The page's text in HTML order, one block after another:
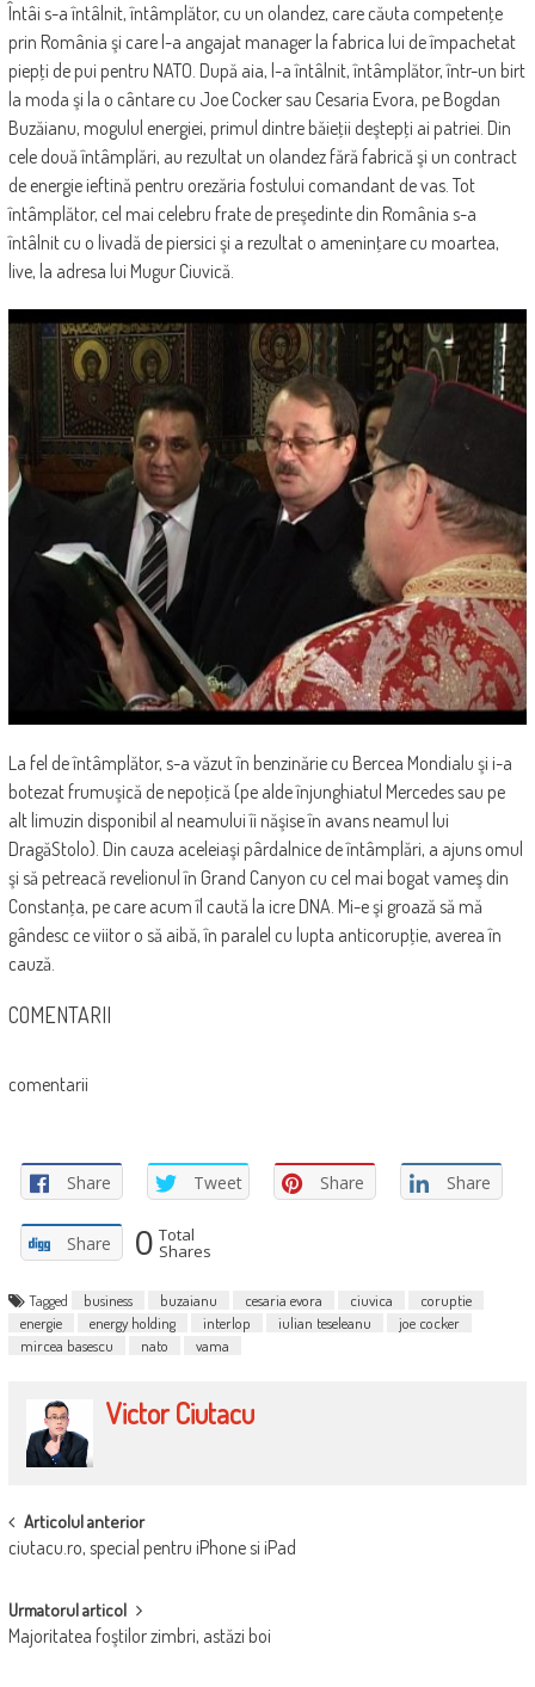
Întâi s-a întâlnit, întâmplător, cu un olandez, care căuta competenţe
prin România şi care l-a angajat manager la fabrica lui de împachetat
piepţi de pui pentru NATO. După aia, l-a întâlnit, întâmplător, într-un birt
la moda şi la o cântare cu Joe Cocker sau Cesaria Evora, pe Bogdan
Buzăianu, mogulul energiei, primul dintre băieţii deştepţi ai patriei. Din
cele două întâmplări, au rezultat un olandez fără fabrică şi un contract
de energie ieftină pentru orezăria fostului comandant de vas. Tot
întâmplător, cel mai celebru frate de preşedinte din România s-a
întâlnit cu o livadă de piersici şi a rezultat o ameninţare cu moartea,
live, la adresa lui Mugur Ciuvică.
La fel de întâmplător, s-a văzut în benzinărie cu Bercea Mondialu şi i-a
botezat frumuşică de nepoţică (pe alde înjunghiatul Mercedes sau pe
alt limuzin disponibil al neamului îi năşise în avans neamul lui
DragăStolo). Din cauza aceleiaşi pârdalnice de întâmplări, a ajuns omul
şi să petreacă revelionul în Grand Canyon cu cel mai bogat vameş din
Constanţa, pe care acum îl caută la icre DNA. Mi-e şi groază să mă
gândesc ce viitor o să aibă, în paralel cu lupta anticorupţie, averea în
cauză.
COMENTARII
comentarii
Share Tweet Share Share
Share 0 Total
Shares
Tagged business buzaianu cesaria evora ciuvica
coruptie
energie
energy holding interlop iulian teseleanu
joe cocker
mircea basescu
nato vama
Victor Ciutacu
POST
NAVIGATION
Articolul anterior
ciutacu.ro, special pentru iPhone si iPad
Urmatorul articol
Majoritatea foştilor zimbri, astăzi boi